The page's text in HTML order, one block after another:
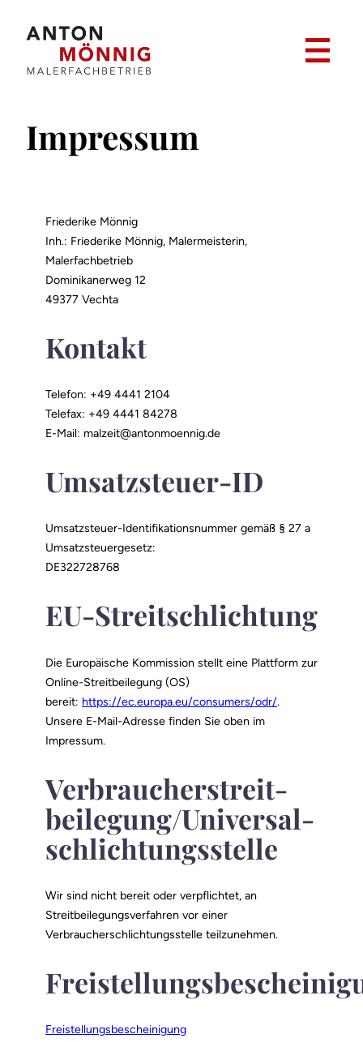
Inhalt
Impressum
Friederike Mönnig
Inh.: Friederike Mönnig, Malermeisterin,
Malerfachbetrieb
Dominikanerweg 12
49377 Vechta
Kontakt
Telefon: +49 4441 2104
Telefax: +49 4441 84278
E-Mail: malzeit@antonmoennig.de
Umsatzsteuer-ID
Umsatzsteuer-Identifikationsnummer gemäß § 27 a
Umsatzsteuergesetz:
DE322728768
EU-Streitschlichtung
Die Europäische Kommission stellt eine Plattform zur
Online-Streitbeilegung (OS)
bereit: https://ec.europa.eu/consumers/odr/.
Unsere E-Mail-Adresse finden Sie oben im
Impressum.
Verbraucher­streit­
beilegung/Universal­
schlichtungs­stelle
Wir sind nicht bereit oder verpflichtet, an
Streitbeilegungsverfahren vor einer
Verbraucherschlichtungsstelle teilzunehmen.
Freistellungsbescheinigung